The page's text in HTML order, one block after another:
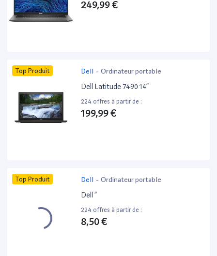
249,99 €
Top Produit Dell - Ordinateur portable
Dell Latitude 7490 14”
224 offres à partir de :
199,99 €
Top Produit Dell - Ordinateur portable
Dell ”
224 offres à partir de :
8,50 €